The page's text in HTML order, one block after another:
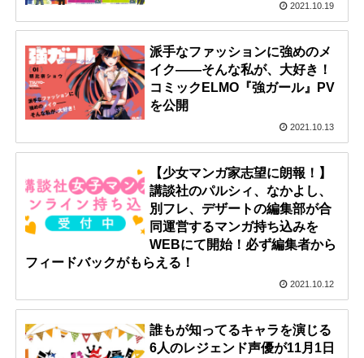
2021.10.19
派手なファッションに強めのメ
イク――そんな私が、大好き！
コミックELMO『強ガール』PV
を公開
2021.10.13
【少女マンガ家志望に朗報！】
講談社のパルシィ、なかよし、
別フレ、デザートの編集部が合
同運営するマンガ持ち込みを
WEBにて開始！必ず編集者から
フィードバックがもらえる！
2021.10.12
誰もが知ってるキャラを演じる
6人のレジェンド声優が11月1日